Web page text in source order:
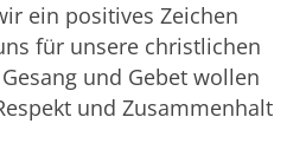
ein positives Zeichen
für unsere christlichen
und Gebet wollen
und Zusammenhalt